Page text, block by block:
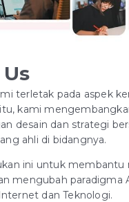
terletak pada aspek
kami
desain dan strategi
ahli di bidangnya.
ini untuk membantu
mengubah paradigma
dan Teknologi.